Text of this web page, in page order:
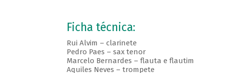
Ficha técnica:
Rui Alvim – clarinete
Pedro Paes – sax tenor
Marcelo Bernardes – flauta e flautim
Aquiles Neves – trompete